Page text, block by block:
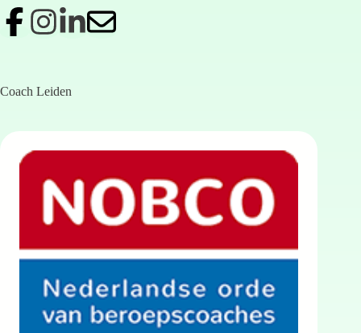
Coach Leiden